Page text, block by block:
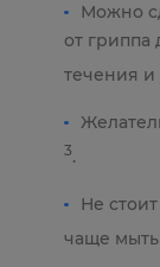
Можно
от гриппа
течения и
3.
Не
чаще